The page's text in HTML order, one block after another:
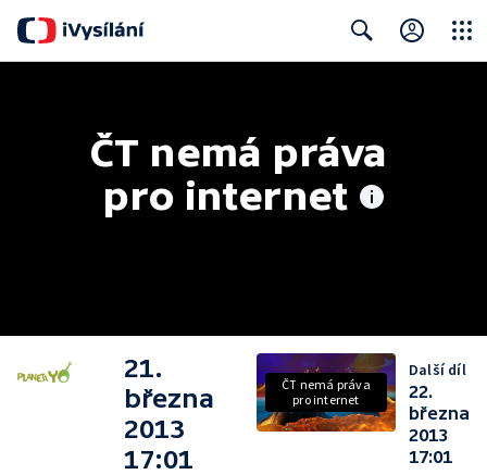
ČT nemá práva
pro internet
21.
března
2013
17:01
ČT nemá práva
pro internet
Další díl
22.
března
2013
17:01